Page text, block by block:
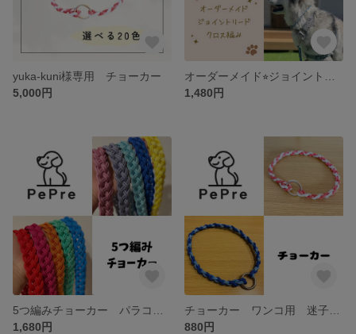
yuka-kuni様専用 チョーカー
5,000円
1,480円
1,680円
880円